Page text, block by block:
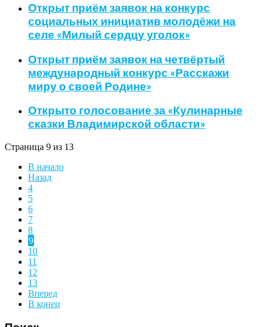
Открыт приём заявок на конкурс
социальных инициатив молодёжи на
селе «Милый сердцу уголок»
Открыт приём заявок на четвёртый
международный конкурс «Расскажи
миру о своей Родине»
Открыто голосование за «Кулинарные
сказки Владимирской области»
Страница 9 из 13
В начало
Назад
4
5
6
7
8
9
10
11
12
13
Вперед
В конец